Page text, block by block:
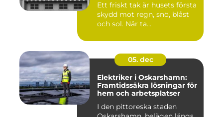
Ett friskt tak är husets första
skydd mot regn, snö, blåst
och sol. När ta...
05. dec
Elektriker i Oskarshamn:
Framtidssäkra lösningar för
hem och arbetsplatser
I den pittoreska staden